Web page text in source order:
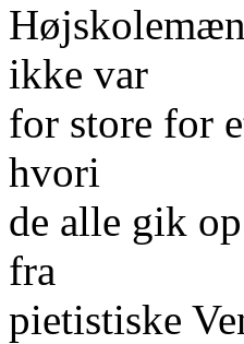
ikke var
for store for
hvori
de alle gik
fra
pietistiske